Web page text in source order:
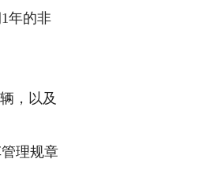
年的非
，以及
理规章